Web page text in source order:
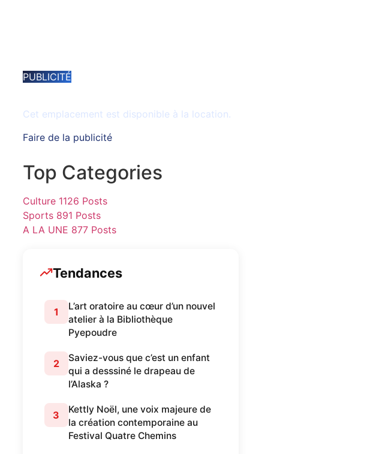
PUBLICITÉ
Cet emplacement est disponible à la location.
Faire de la publicité
Top Categories
Culture 1126 Posts
Sports 891 Posts
A LA UNE 877 Posts
Tendances
1
L’art oratoire au cœur d’un nouvel
atelier à la Bibliothèque
Pyepoudre
2
Saviez-vous que c’est un enfant
qui a desssiné le drapeau de
l’Alaska ?
3
Kettly Noël, une voix majeure de
la création contemporaine au
Festival Quatre Chemins